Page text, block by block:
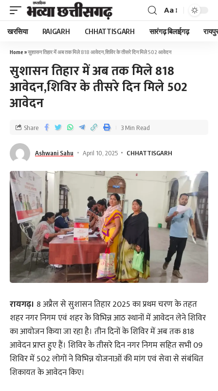
Aa
खरसिया RAIGARH CHHATTISGARH सारंगढ़ बिलाईगढ़
Home »सुशासन तिहार में अब तक मिले 818 आवेदन,शिविर के तीसरे दिन मिले 502 आवेदन
सुशासन तिहार में अब तक मिले 818
आवेदन,शिविर के तीसरे दिन मिले 502
आवेदन
Ashwani Sahu April 10, 2025 CHHATTISGARH
Share 3 Min Read
रायगढ़। 8 अप्रैल से सुशासन तिहार 2025 का प्रथम चरण के तहत
शहर नगर निगम एवं शहर के विभिन्न आठ स्थानों में आवेदन लेने शिविर
का आयोजन किया जा रहा है। तीन दिनों के शिविर में अब तक 818
आवेदन प्राप्त हुए हैं। शिविर के तीसरे दिन नगर निगम सहित सभी 09
शिविर में 502 लोगों ने विभिन्न योजनाओं की मांग एवं सेवा से संबंधित
शिकायत के आवेदन किए।